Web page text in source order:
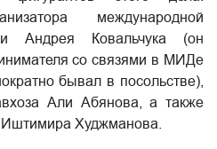
международной
Андрея Ковальчука (он
со связями в МИДе
бывал в посольстве),
Али Абянова, а также
Худжманова.